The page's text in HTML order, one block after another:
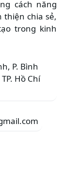
cách năng
thiện chia sẻ,
trong kinh
P. Bình
Hồ Chí